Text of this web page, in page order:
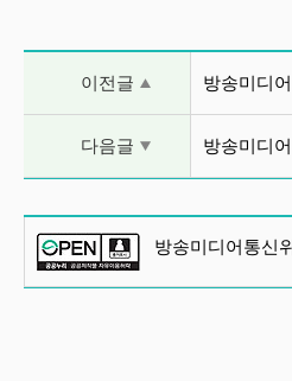
이전글 방송미디
다음글 방송미디
방송미디어통신